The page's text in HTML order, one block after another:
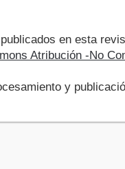
en esta
Atribución -No
y